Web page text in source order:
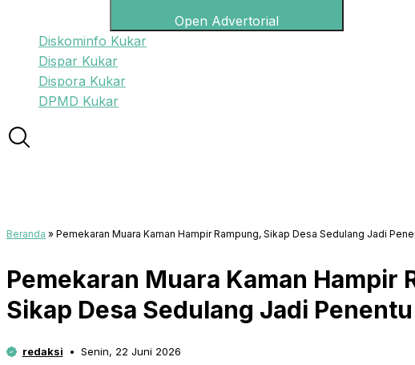
Open Advertorial
Diskominfo Kukar
Dispar Kukar
Dispora Kukar
DPMD Kukar
Beranda » Pemekaran Muara Kaman Hampir Rampung, Sikap Desa Sedulang Jadi
Pemekaran Muara Kaman Hampir
Sikap Desa Sedulang Jadi
redaksi Senin, 22 Juni 2026